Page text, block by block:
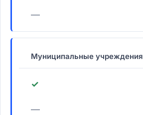
—
Муниципальные учреждения
✓
—